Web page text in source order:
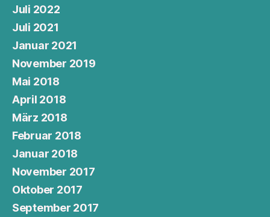
Juli 2022
Juli 2021
Januar 2021
November 2019
Mai 2018
April 2018
März 2018
Februar 2018
Januar 2018
November 2017
Oktober 2017
September 2017